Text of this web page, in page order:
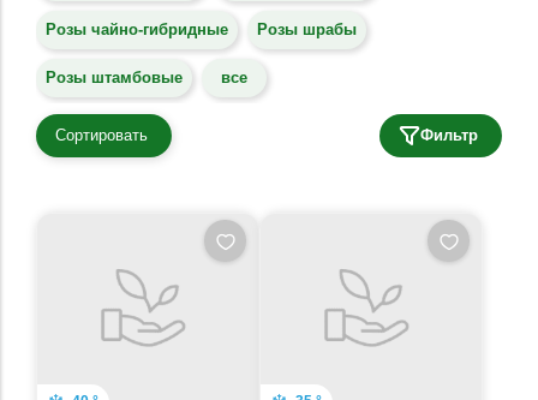
Розы чайно-гибридные Розы шрабы
Розы штамбовые все
Сортировать Фильтр